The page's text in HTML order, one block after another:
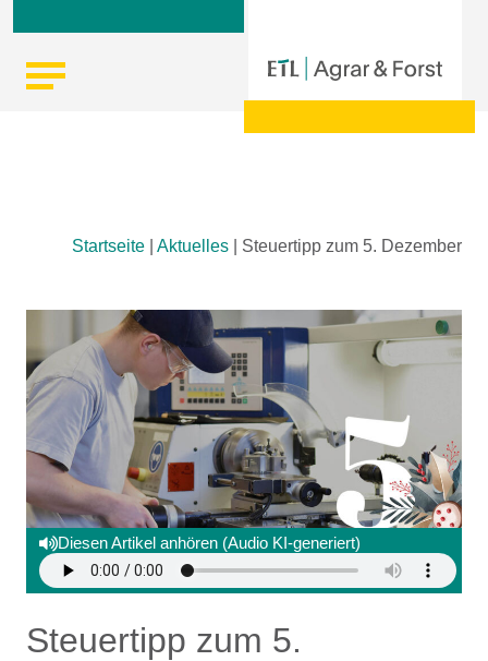
Startseite Aktuelles Steuertipp zum 5. Dezember
Diesen Artikel anhören (Audio KI-generiert)
Steuertipp zum 5.